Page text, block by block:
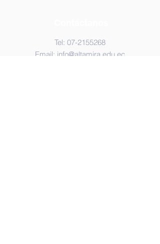
Tel: 07-2155268
Email: info@altamira.edu.ec